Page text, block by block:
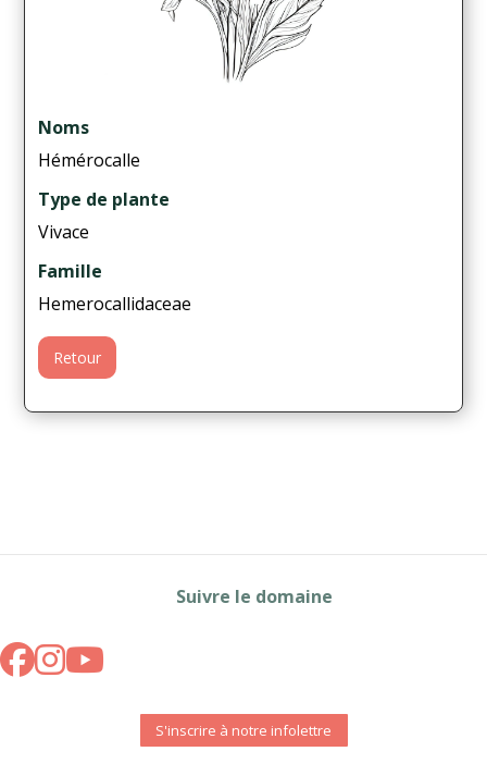
Noms
Hémérocalle
Type de plante
Vivace
Famille
Hemerocallidaceae
Retour
Suivre le domaine
S'inscrire à notre infolettre